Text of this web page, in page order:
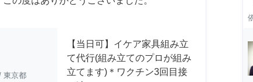
東京都
【当日可】イケア家具組み立
て代行(組み立てのプロが組み
立てます)＊ワクチン3回目接